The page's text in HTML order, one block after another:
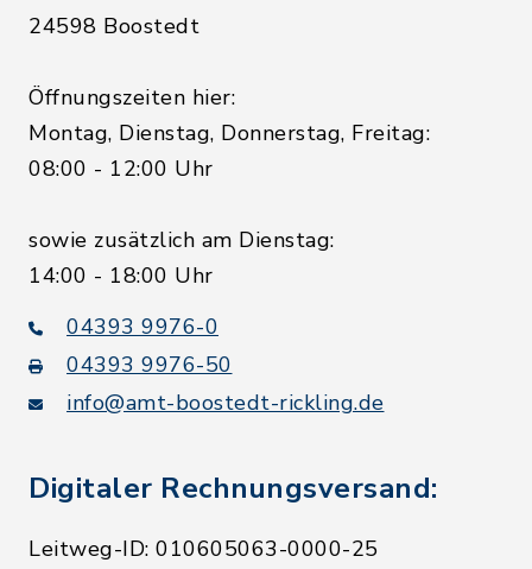
24598 Boostedt
Öffnungszeiten hier:
Montag, Dienstag, Donnerstag, Freitag:
08:00 - 12:00 Uhr
sowie zusätzlich am Dienstag:
14:00 - 18:00 Uhr
04393 9976-0
04393 9976-50
info@amt-boostedt-rickling.de
Digitaler Rechnungsversand:
Leitweg-ID: 010605063-0000-25